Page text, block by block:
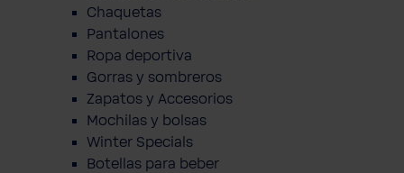
Chaquetas
Pantalones
Ropa deportiva
Gorras y sombreros
Zapatos y Accesorios
Mochilas y bolsas
Winter Specials
Botellas para beber